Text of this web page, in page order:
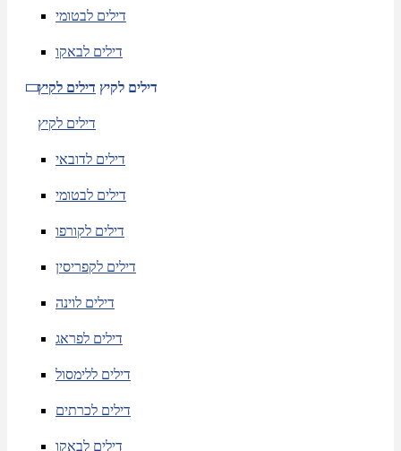
דילים לבטומי
דילים לבאקו
דילים לקיץ דילים לקיץ
דילים לקיץ
דילים לדובאי
דילים לבטומי
דילים לקורפו
דילים לקפריסין
דילים לוינה
דילים לפראג
דילים ללימסול
דילים לכרתים
דילים לבאקו